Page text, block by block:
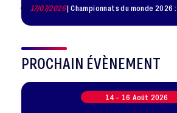
17/07/2026| Championnats du monde 2026 : les athlètes
PROCHAIN ÉVÈNEMENT
14 - 16 Août 2026